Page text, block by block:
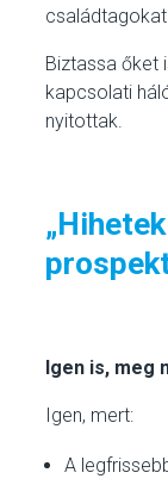
családtagokat
Biztassa őket
kapcsolati
nyitottak.
Igen is, meg
Igen, mert:
A